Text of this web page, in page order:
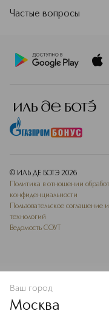
В КОРЗИНУ
Частые вопросы
© ИЛЬ ДЕ БОТЭ 2026
Политика в отношении
конфиденциальности
Пользовательское
технологий
Ведомость СОУТ
Ваш город
Москва